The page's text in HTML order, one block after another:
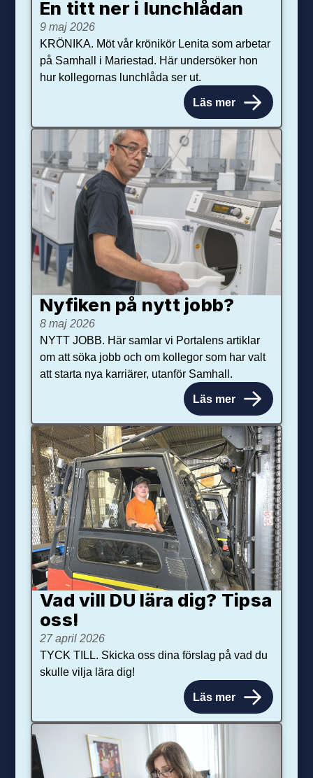
En titt ner i lunchlådan
9 maj 2026
KRÖNIKA. Möt vår krönikör Lenita som arbetar
på Samhall i Mariestad. Här undersöker hon
hur kollegornas lunchlåda ser ut.
Läs mer
Nyfiken på nytt jobb?
8 maj 2026
NYTT JOBB. Här samlar vi Portalens artiklar
om att söka jobb och om kollegor som har valt
att starta nya karriärer, utanför Samhall.
Läs mer
Vad vill DU lära dig? Tipsa
oss!
27 april 2026
TYCK TILL. Skicka oss dina förslag på vad du
skulle vilja lära dig!
Läs mer